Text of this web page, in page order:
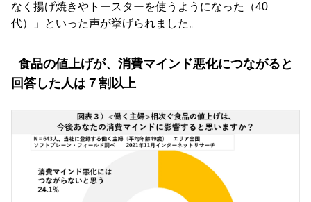
なく揚げ焼きやトースターを使うようになった（40
代）」といった声が挙げられました。
食品の値上げが、消費マインド悪化につながると
回答した人は７割以上